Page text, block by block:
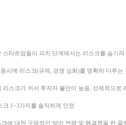
타트업들이 피치 단계에서는 리스크를 숨기
시에 리스크(규제, 경쟁 심화)를 명확히 다루는
스크가 커서 투자자 불안이 높음. 선제적으
1~3가지를 솔직하게 인정
에 대한 구체적인 방어 전략 및 해결책을 한